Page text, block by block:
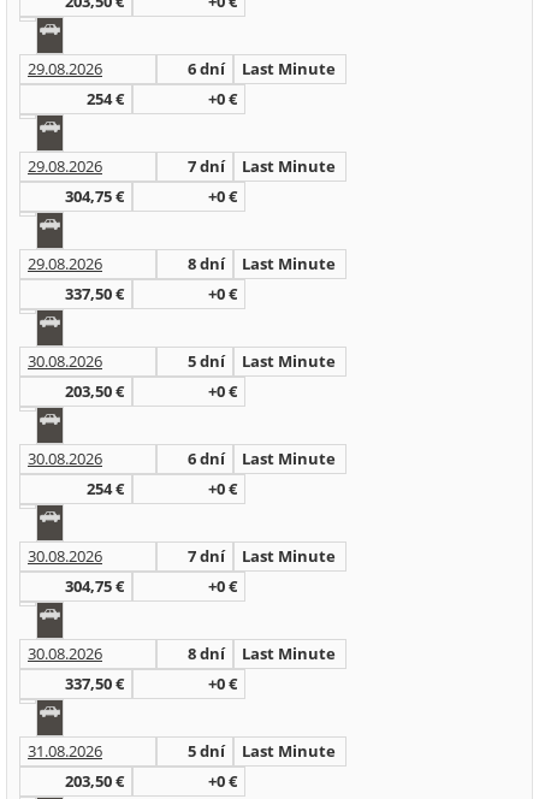
29.08.2026 6 dní
Last Minute
254 €
+0 €
29.08.2026 7 dní
Last Minute
304,75 €
+0 €
29.08.2026 8 dní
Last Minute
337,50 €
+0 €
30.08.2026 5 dní
Last Minute
203,50 €
+0 €
30.08.2026 6 dní
Last Minute
254 €
+0 €
30.08.2026 7 dní
Last Minute
304,75 €
+0 €
30.08.2026 8 dní
Last Minute
337,50 €
+0 €
31.08.2026 5 dní
Last Minute
203,50 €
+0 €